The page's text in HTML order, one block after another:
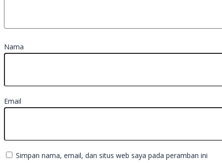
Nama
Email
Simpan nama, email, dan situs web saya pada peramban ini